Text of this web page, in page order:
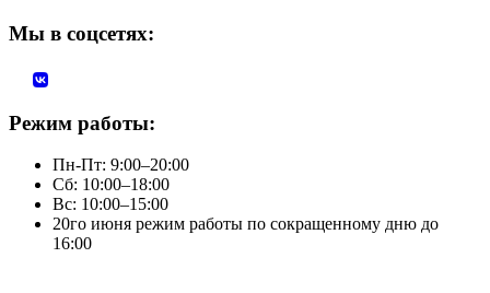
Мы в соцсетях:
Режим работы:
Пн-Пт: 9:00–20:00
Сб: 10:00–18:00
Вс: 10:00–15:00
20го июня режим работы по сокращенному дню до
16:00